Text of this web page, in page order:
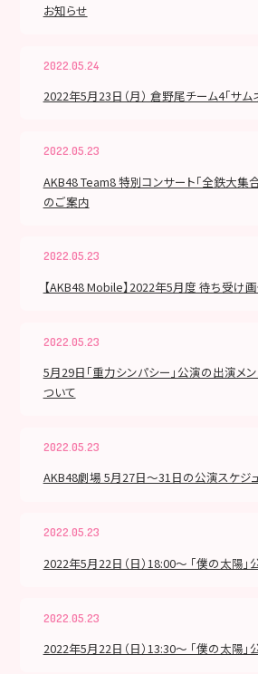
お知らせ
2022.05.24
2022年5月23日（月） 倉野尾チーム4「サム
2022.05.23
AKB48 Team8 特別コンサート「全鉄大集
のご案内
2022.05.23
【AKB48 Mobile】2022年5月度 待ち受け
2022.05.23
5月29日「重力シンパシー」公演の出演メ
ついて
2022.05.23
AKB48劇場 5月27日〜31日の公演スケジ
2022.05.23
2022年5月22日（日）18:00～ 「僕の太陽」
2022.05.23
2022年5月22日（日）13:30～ 「僕の太陽」